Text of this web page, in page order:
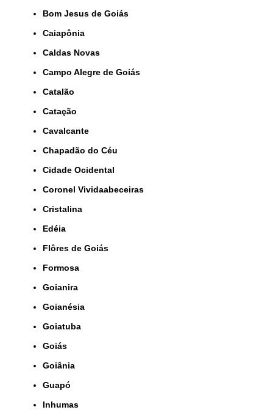
Bom Jesus de Goiás
Caiapônia
Caldas Novas
Campo Alegre de Goiás
Catalão
Catação
Cavalcante
Chapadão do Céu
Cidade Ocidental
Coronel Vividaabeceiras
Cristalina
Edéia
Flôres de Goiás
Formosa
Goianira
Goianésia
Goiatuba
Goiás
Goiânia
Guapó
Inhumas